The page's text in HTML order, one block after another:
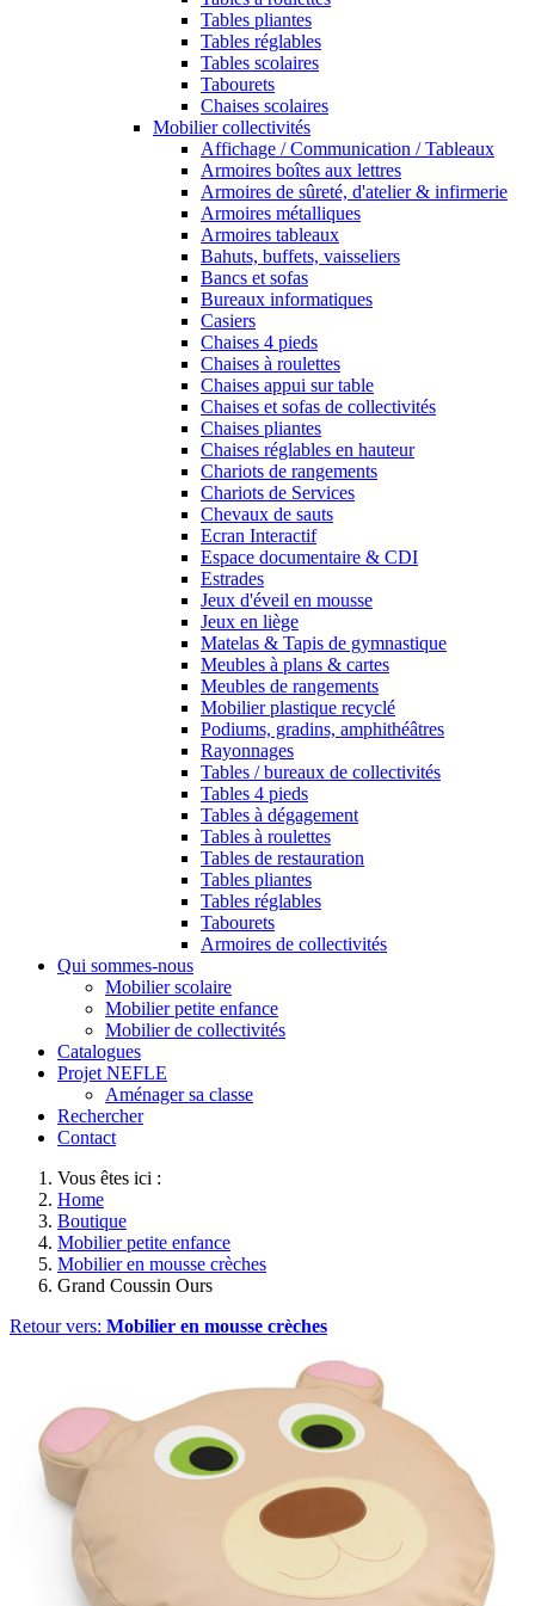
Tables pliantes
Tables réglables
Tables scolaires
Tabourets
Chaises scolaires
Mobilier collectivités
Affichage / Communication / Tableaux
Armoires boîtes aux lettres
Armoires de sûreté, d'atelier & infirmerie
Armoires métalliques
Armoires tableaux
Bahuts, buffets, vaisseliers
Bancs et sofas
Bureaux informatiques
Casiers
Chaises 4 pieds
Chaises à roulettes
Chaises appui sur table
Chaises et sofas de collectivités
Chaises pliantes
Chaises réglables en hauteur
Chariots de rangements
Chariots de Services
Chevaux de sauts
Ecran Interactif
Espace documentaire & CDI
Estrades
Jeux d'éveil en mousse
Jeux en liège
Matelas & Tapis de gymnastique
Meubles à plans & cartes
Meubles de rangements
Mobilier plastique recyclé
Podiums, gradins, amphithéâtres
Rayonnages
Tables / bureaux de collectivités
Tables 4 pieds
Tables à dégagement
Tables à roulettes
Tables de restauration
Tables pliantes
Tables réglables
Tabourets
Armoires de collectivités
Qui sommes-nous
Mobilier scolaire
Mobilier petite enfance
Mobilier de collectivités
Catalogues
Projet NEFLE
Aménager sa classe
Rechercher
Contact
Vous êtes ici :
Home
Boutique
Mobilier petite enfance
Mobilier en mousse crèches
Grand Coussin Ours
Retour vers: Mobilier en mousse crèches